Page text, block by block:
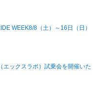
WEEK8/8（土）～16日（日）
エックスラボ）試乗会を開催いた